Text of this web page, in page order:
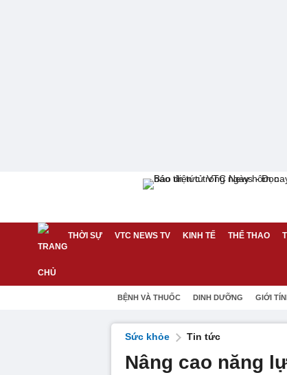
THỜI SỰ VTC NEWS TV KINH TẾ THỂ THAO
BỆNH VÀ THUỐC DINH DƯỠNG GIỚI
Sức khỏe Tin tức
Nâng cao năng